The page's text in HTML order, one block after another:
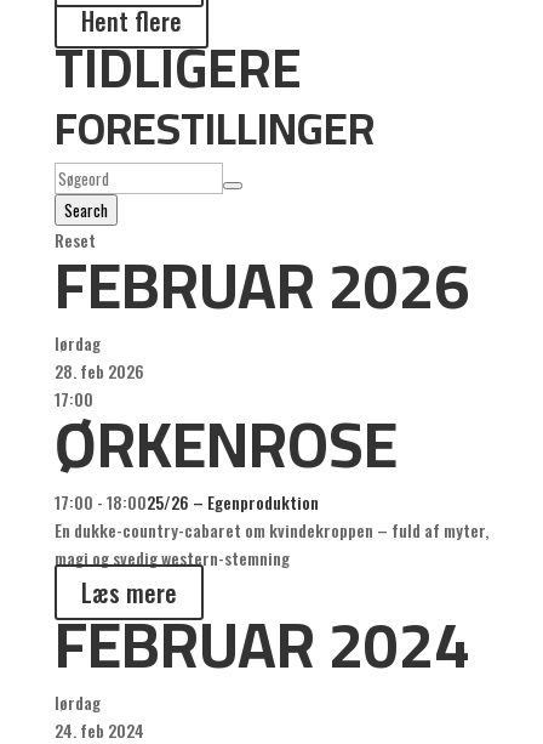
Hent flere
TIDLIGERE
FORESTILLINGER
Search
Reset
FEBRUAR 2026
lørdag
28. feb 2026
17:00
ØRKENROSE
17:00 - 18:0025/26 – Egenproduktion
En dukke-country-cabaret om kvindekroppen – fuld af myter,
magi og svedig western-stemning
Læs mere
FEBRUAR 2024
lørdag
24. feb 2024